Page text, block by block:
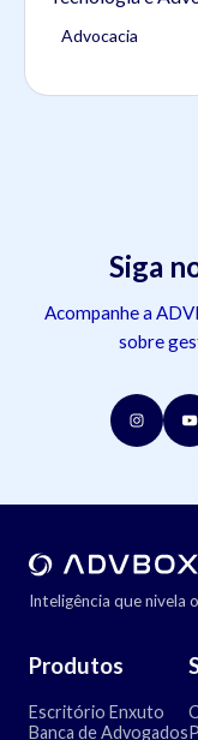
Advocacia
Siga
Acompanhe a
sobre
Inteligência que nivela
Produtos
Escritório Enxuto
Banca de Advogados